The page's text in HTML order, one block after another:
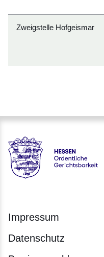
Zweigstelle Hofgeismar
Hessen - Ordentliche
Impressum
Datenschutz